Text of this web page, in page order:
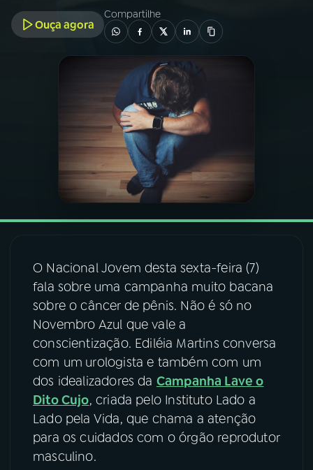
PROGRAMAÇÃO
PROGRAMAS
PODCASTS
VIDEOCASTS
08 FESTIVAL DE MÚSICA
ACOMPANHE A RÁDIO NACIONAL
YouTube Facebook
Instagram X
TikTok
Ouça agora
Compartilhe
O Nacional Jovem desta sexta-feira (7)
fala sobre uma campanha muito bacana
sobre o câncer de pênis. Não é só no
Novembro Azul que vale a
conscientização. Ediléia Martins conversa
com um urologista e também com um
dos idealizadores da Campanha Lave o
Dito Cujo, criada pelo Instituto Lado a
Lado pela Vida, que chama a atenção
para os cuidados com o órgão reprodutor
masculino.